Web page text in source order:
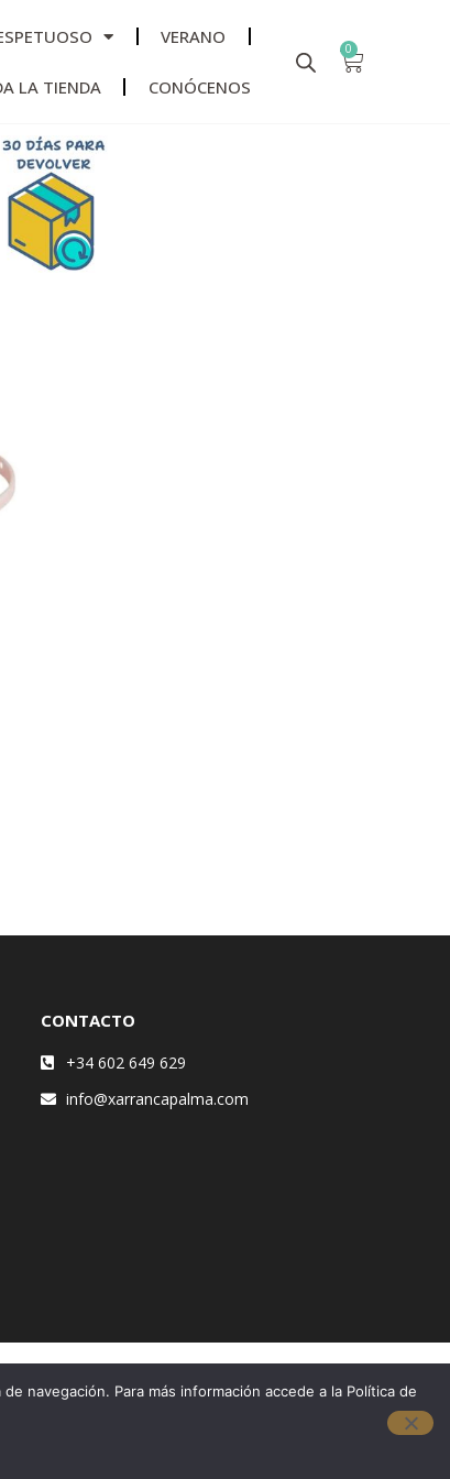
VERANO
LA TIENDA CONÓCENOS
0
CONTACTO
+34 602 649 629
info@xarrancapalma.com
navegación. Para más información accede a la Política de